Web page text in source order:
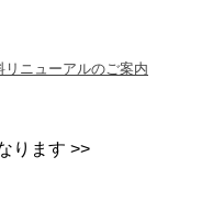
ニューアルのご案内
ります >>